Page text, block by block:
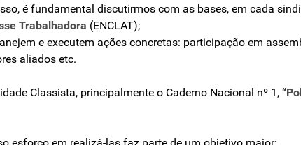
é fundamental discutirmos com as bases, em cada
Trabalhadora (ENCLAT);
e executem ações concretas: participação em
aliados etc.
Classista, principalmente o Caderno Nacional nº 1, “